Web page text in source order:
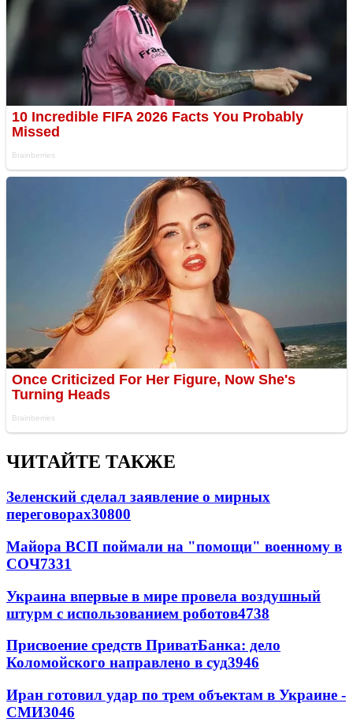
ЧИТАЙТЕ ТАКЖЕ
Зеленский сделал заявление о мирных
переговорах30800
Майора ВСП поймали на "помощи" военному в
СОЧ7331
Украина впервые в мире провела воздушный
штурм с использованием роботов4738
Присвоение средств ПриватБанка: дело
Коломойского направлено в суд3946
Иран готовил удар по трем объектам в Украине -
СМИ3046